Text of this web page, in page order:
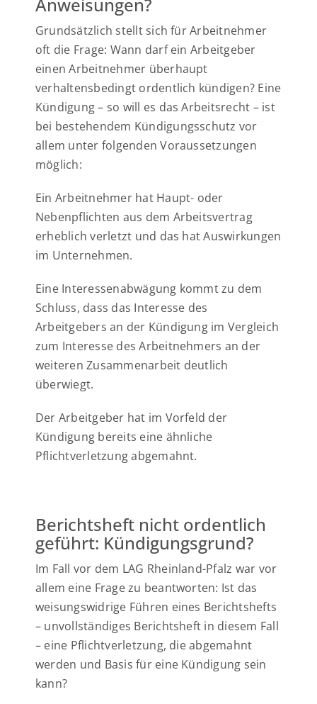
Anweisungen?
Grundsätzlich stellt sich für Arbeitnehmer
oft die Frage: Wann darf ein Arbeitgeber
einen Arbeitnehmer überhaupt
verhaltensbedingt ordentlich kündigen? Eine
Kündigung – so will es das Arbeitsrecht – ist
bei bestehendem Kündigungsschutz vor
allem unter folgenden Voraussetzungen
möglich:
Ein Arbeitnehmer hat Haupt- oder
Nebenpflichten aus dem Arbeitsvertrag
erheblich verletzt und das hat Auswirkungen
im Unternehmen.
Eine Interessenabwägung kommt zu dem
Schluss, dass das Interesse des
Arbeitgebers an der Kündigung im Vergleich
zum Interesse des Arbeitnehmers an der
weiteren Zusammenarbeit deutlich
überwiegt.
Der Arbeitgeber hat im Vorfeld der
Kündigung bereits eine ähnliche
Pflichtverletzung abgemahnt.
Berichtsheft nicht ordentlich
geführt: Kündigungsgrund?
Im Fall vor dem LAG Rheinland-Pfalz war vor
allem eine Frage zu beantworten: Ist das
weisungswidrige Führen eines Berichtshefts
– unvollständiges Berichtsheft in diesem Fall
– eine Pflichtverletzung, die abgemahnt
werden und Basis für eine Kündigung sein
kann?